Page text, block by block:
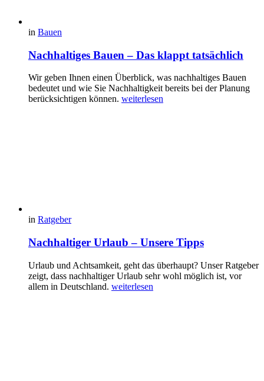
in Bauen
Nachhaltiges Bauen – Das klappt tatsächlich
Wir geben Ihnen einen Überblick, was nachhaltiges Bauen
bedeutet und wie Sie Nachhaltigkeit bereits bei der Planung
berücksichtigen können. weiterlesen
in Ratgeber
Nachhaltiger Urlaub – Unsere Tipps
Urlaub und Achtsamkeit, geht das überhaupt? Unser Ratgeber
zeigt, dass nachhaltiger Urlaub sehr wohl möglich ist, vor
allem in Deutschland. weiterlesen